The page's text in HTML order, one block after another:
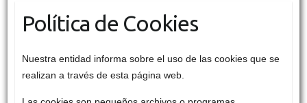
Política de Cookies
Nuestra entidad informa sobre el uso de las cookies que se
realizan a través de esta página web.